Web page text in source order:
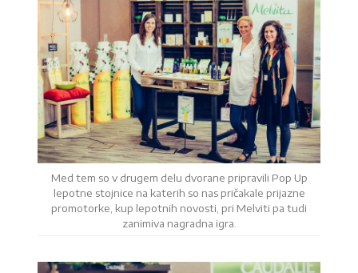
Med tem so v drugem delu dvorane pripravili Pop Up
lepotne stojnice na katerih so nas pričakale prijazne
promotorke, kup lepotnih novosti, pri Melviti pa tudi
zanimiva nagradna igra.